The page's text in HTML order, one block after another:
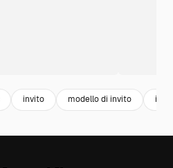
invito modello di invito